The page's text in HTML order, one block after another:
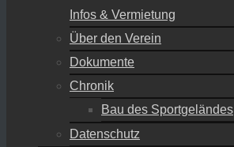
Infos & Vermietung
Über den Verein
Dokumente
Chronik
Bau des Sportgeländes
Datenschutz